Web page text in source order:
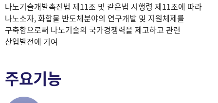
나노기술개발촉진법 제11조 및 같은법 시행령 제11조에 따라
나노소자, 화합물 반도체분야의 연구개발 및 지원체제를
구축함으로써 나노기술의 국가경쟁력을 제고하고 관련
산업발전에 기여
주요기능